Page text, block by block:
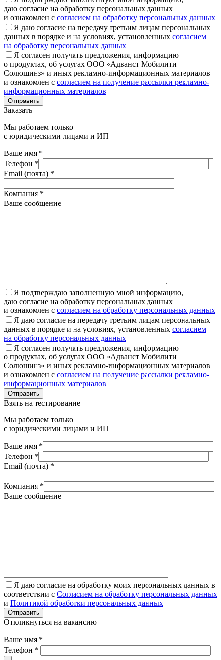
даю согласие на обработку персональных данных
и ознакомлен с согласием на обработку персональных данных
Я даю согласие на передачу третьим лицам персональных
данных в порядке и на условиях, установленных согласием
на обработку персональных данных
Я согласен получать предложения, информацию
о продуктах, об услугах ООО «Адванст Мобилити
Солюшинз» и иных рекламно-информационных материалов
и ознакомлен с согласием на получение рассылки рекламно-
информационных материалов
Отправить
Заказать
Мы работаем только
с юридическими лицами и ИП
Ваше имя *
Телефон *
Email (почта) *
Компания *
Ваше сообщение
Я подтверждаю заполненную мной информацию,
даю согласие на обработку персональных данных
и ознакомлен с согласием на обработку персональных данных
Я даю согласие на передачу третьим лицам персональных
данных в порядке и на условиях, установленных согласием
на обработку персональных данных
Я согласен получать предложения, информацию
о продуктах, об услугах ООО «Адванст Мобилити
Солюшинз» и иных рекламно-информационных материалов
и ознакомлен с согласием на получение рассылки рекламно-
информационных материалов
Отправить
Взять на тестирование
Мы работаем только
с юридическими лицами и ИП
Ваше имя *
Телефон *
Email (почта) *
Компания *
Ваше сообщение
Я даю согласие на обработку моих персональных данных в
соответствии с Согласием на обработку персональных данных
и Политикой обработки персональных данных
Отправить
Откликнуться на вакансию
Ваше имя *
Телефон *